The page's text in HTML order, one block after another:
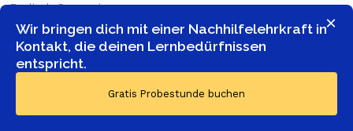
×
Wir bringen dich mit einer Nachhilfelehrkraft in
Kontakt, die deinen Lernbedürfnissen
entspricht.
Gratis Probestunde buchen
Englisch Gymnasium
Nachhilfe